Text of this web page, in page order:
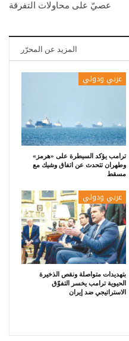
عصيّ على محاولات التفرقة
المزيد عن المحرّر
عربي ودولي
ترامب يؤكد السيطرة على «هرمز»
وطهران تتحدث عن اتفاق وشيك مع
مسقط
عربي ودولي
بتهديدات متواصلة ونقص الذخيرة
الحيوية ترامب يخسر التفوّق
الاستراتيجي ضد إيران